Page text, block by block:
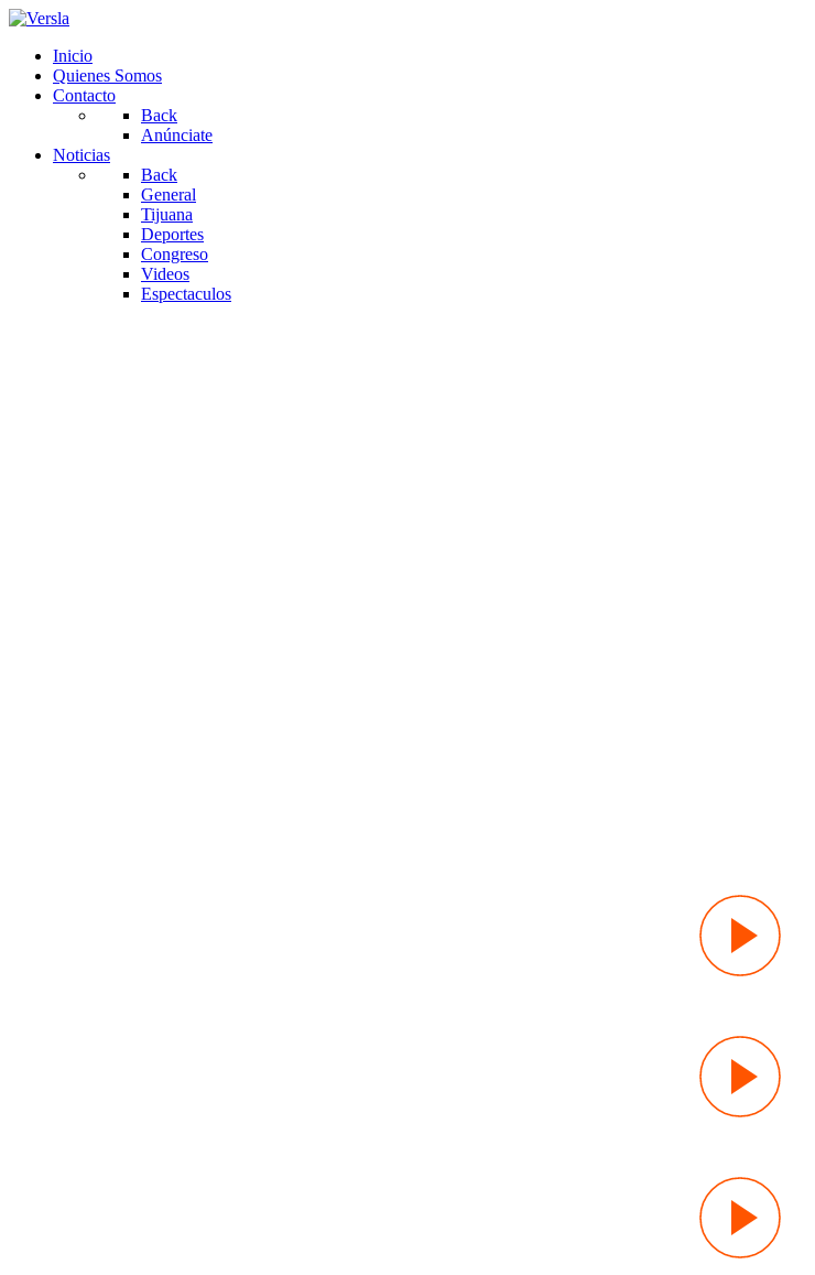
Inicio
Quienes Somos
Contacto
Back
Anúnciate
Noticias
Back
General
Tijuana
Deportes
Congreso
Videos
Espectaculos